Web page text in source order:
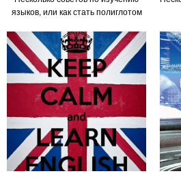
языков, или как стать полиглотом